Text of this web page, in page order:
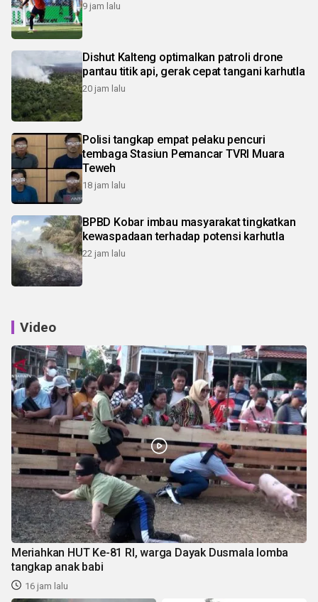
9 jam lalu
Dishut Kalteng optimalkan patroli drone
pantau titik api, gerak cepat tangani karhutla
20 jam lalu
Polisi tangkap empat pelaku pencuri
tembaga Stasiun Pemancar TVRI Muara
Teweh
18 jam lalu
BPBD Kobar imbau masyarakat tingkatkan
kewaspadaan terhadap potensi karhutla
22 jam lalu
Video
Meriahkan HUT Ke-81 RI, warga Dayak Dusmala lomba
tangkap anak babi
16 jam lalu